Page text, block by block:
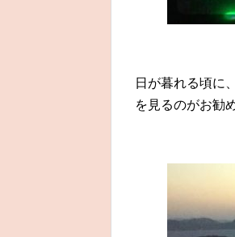
日が暮れる頃に
を見るのがお勧